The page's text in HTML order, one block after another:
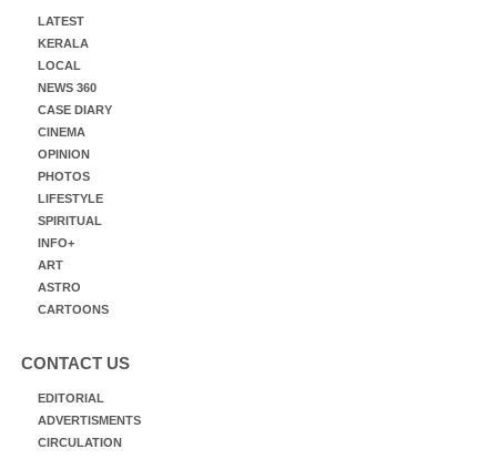
LATEST
KERALA
LOCAL
NEWS 360
CASE DIARY
CINEMA
OPINION
PHOTOS
LIFESTYLE
SPIRITUAL
INFO+
ART
ASTRO
CARTOONS
CONTACT US
EDITORIAL
ADVERTISMENTS
CIRCULATION